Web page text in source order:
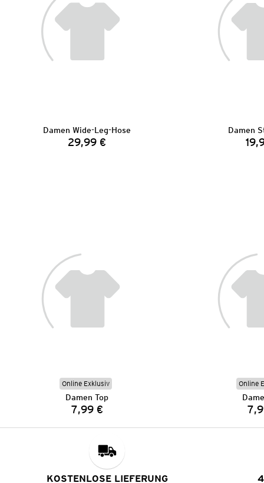
Damen Wide-Leg-Hose
Preis:
29,99 €
Damen
Online Exklusiv
Damen Top
Preis:
7,99 €
Online
KOSTENLOSE LIEFERUNG